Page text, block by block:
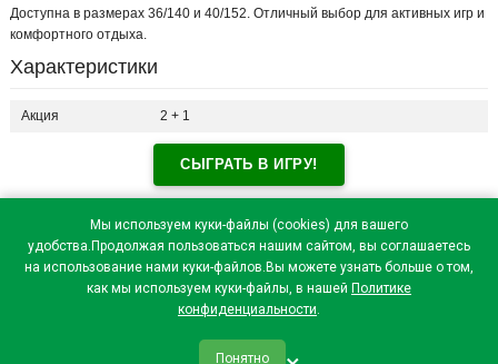
Мы используем куки-файлы (cookies) для вашего
удобства.Продолжая пользоваться нашим сайтом, вы соглашаетесь
на использование нами куки-файлов.Вы можете узнать больше о том,
как мы используем куки-файлы, в нашей Политике
конфиденциальности.
Понятно
Доступна в размерах 36/140 и 40/152. Отличный выбор для активных игр и
комфортного отдыха.
Характеристики
Акция 2 + 1
СЫГРАТЬ В ИГРУ!